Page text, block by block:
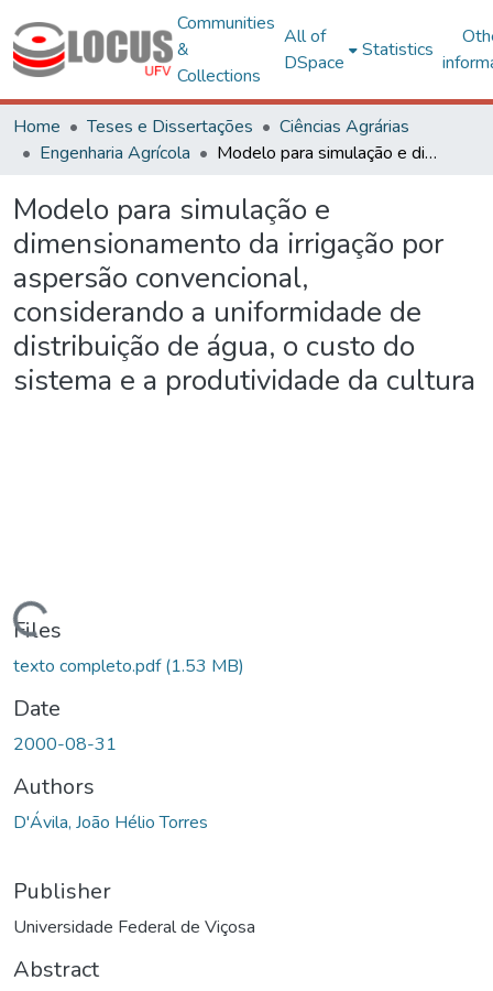
Communities
&
Collections
All of
DSpace
Statistics
Home Teses e Dissertações
Ciências Agrárias
Engenharia Agrícola
Modelo para simulação e dimensionamento da irrigação por aspersão convencional, considerando a uniformidade de distribuição de água, o custo do sistema e a produtividade da cultura
Modelo para simulação e
dimensionamento da irrigação por
aspersão convencional,
considerando a uniformidade de
distribuição de água, o custo do
sistema e a produtividade da cultura
Files
texto completo.pdf(1.53 MB)
Date
2000-08-31
Authors
D'Ávila, João Hélio Torres
Publisher
Universidade Federal de Viçosa
Abstract